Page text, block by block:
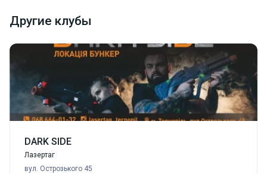
Другие клубы
DARK SIDE
Лазертаг
вул. Острозького 45